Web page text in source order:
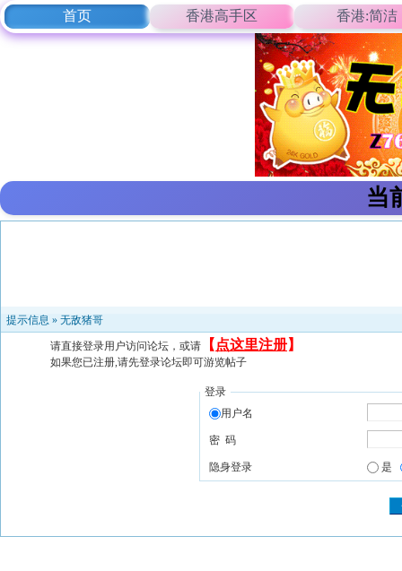
首页 香港高手区 香港:简洁
当
提示信息 » 无敌猪哥
请直接登录用户访问论坛，或请 【 点这里注册】
如果您已注册,请先登录论坛即可游览帖子
登录
用户名
密 码
隐身登录 是